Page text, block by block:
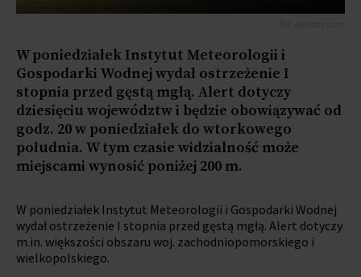
W poniedziałek Instytut Meteorologii i
Gospodarki Wodnej wydał ostrzeżenie I
stopnia przed gęstą mgłą. Alert dotyczy
dziesięciu województw i będzie obowiązywać od
godz. 20 w poniedziałek do wtorkowego
południa. W tym czasie widzialność może
miejscami wynosić poniżej 200 m.
W poniedziałek Instytut Meteorologii i Gospodarki Wodnej
wydał ostrzeżenie I stopnia przed gęstą mgłą. Alert dotyczy
m.in. większości obszaru woj. zachodniopomorskiego i
wielkopolskiego.